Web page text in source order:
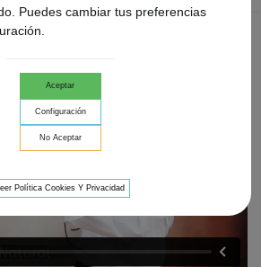
Puedes cambiar tus preferencias
Aceptar
Configuración
No Aceptar
Leer Política Cookies Y Privacidad